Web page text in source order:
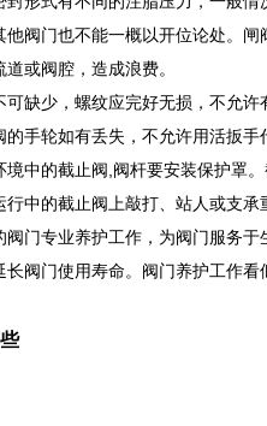
阀门也不能一概以开位论处。
或阀腔，造成浪费。
缺少，螺纹应完好无损，不允
手轮如有丢失，不允许用活扳
中的截止阀,阀杆要安装保护罩。
中的截止阀上敲打、站人或支承
门专业养护工作，为阀门服务
阀门使用寿命。阀门养护工作